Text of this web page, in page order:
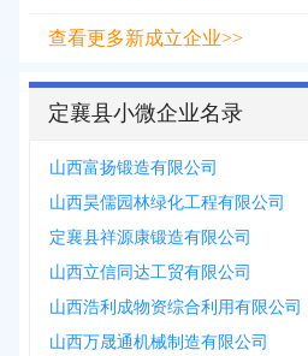
查看更多新成立企业>>
定襄县小微企业名录
山西富扬锻造有限公司
山西昊儒园林绿化工程有限公司
定襄县祥源康锻造有限公司
山西立信同达工贸有限公司
山西浩利成物资综合利用有限公司
山西万晟通机械制造有限公司